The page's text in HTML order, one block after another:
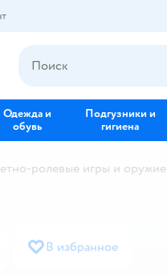
Одежда и
обувь
Подгузники и
гигиена
ролевые игры и оружие
В избранное